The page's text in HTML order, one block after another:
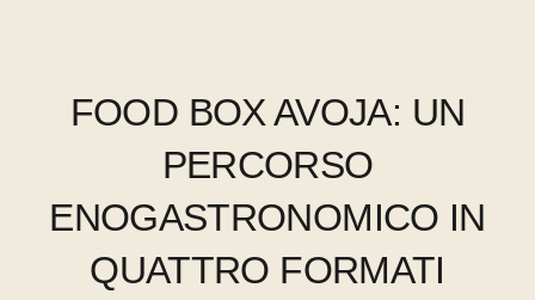
FOOD BOX AVOJA: UN
PERCORSO
ENOGASTRONOMICO IN
QUATTRO FORMATI